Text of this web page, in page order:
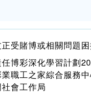
受賭博或相關問題
博彩深化學習計劃
職工之家綜合服務
會工作局